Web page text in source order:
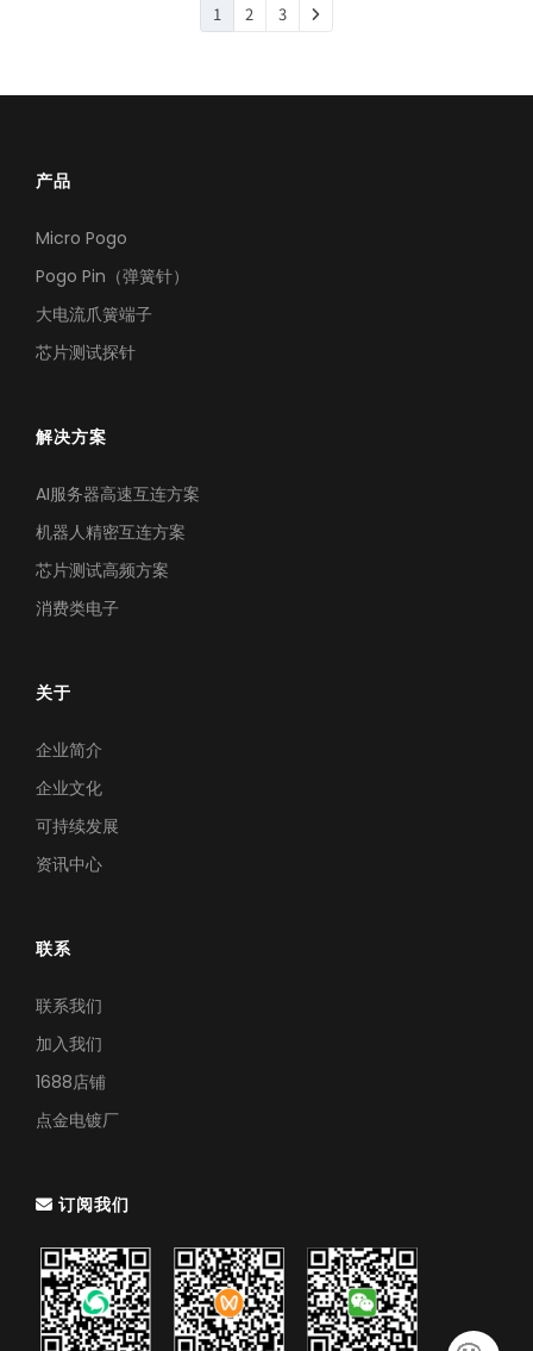
1 2 3
产品
Micro Pogo
Pogo Pin（弹簧针）
大电流爪簧端子
芯片测试探针
解决方案
AI服务器高速互连方案
机器人精密互连方案
芯片测试高频方案
消费类电子
关于
企业简介
企业文化
可持续发展
资讯中心
联系
联系我们
加入我们
1688店铺
点金电镀厂
订阅我们